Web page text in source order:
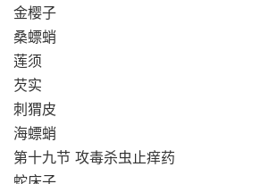
金樱子
桑螵蛸
莲须
芡实
刺猬皮
海螵蛸
第十九节 攻毒杀虫止痒药